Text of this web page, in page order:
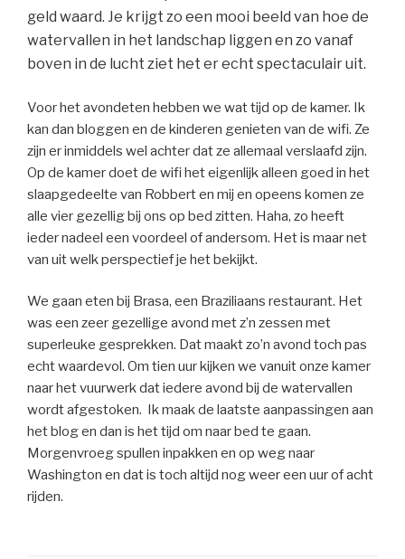
geld waard. Je krijgt zo een mooi beeld van hoe de
watervallen in het landschap liggen en zo vanaf
boven in de lucht ziet het er echt spectaculair uit.
Voor het avondeten hebben we wat tijd op de kamer. Ik
kan dan bloggen en de kinderen genieten van de wifi. Ze
zijn er inmiddels wel achter dat ze allemaal verslaafd zijn.
Op de kamer doet de wifi het eigenlijk alleen goed in het
slaapgedeelte van Robbert en mij en opeens komen ze
alle vier gezellig bij ons op bed zitten. Haha, zo heeft
ieder nadeel een voordeel of andersom. Het is maar net
van uit welk perspectief je het bekijkt.
We gaan eten bij Brasa, een Braziliaans restaurant. Het
was een zeer gezellige avond met z’n zessen met
superleuke gesprekken. Dat maakt zo’n avond toch pas
echt waardevol. Om tien uur kijken we vanuit onze kamer
naar het vuurwerk dat iedere avond bij de watervallen
wordt afgestoken. Ik maak de laatste aanpassingen aan
het blog en dan is het tijd om naar bed te gaan.
Morgenvroeg spullen inpakken en op weg naar
Washington en dat is toch altijd nog weer een uur of acht
rijden.